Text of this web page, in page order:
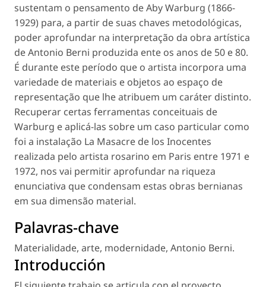
sustentam o pensamento de Aby Warburg (1866-
1929) para, a partir de suas chaves metodológicas,
poder aprofundar na interpretação da obra artística
de Antonio Berni produzida ente os anos de 50 e 80.
É durante este período que o artista incorpora uma
variedade de materiais e objetos ao espaço de
representação que lhe atribuem um caráter distinto.
Recuperar certas ferramentas conceituais de
Warburg e aplicá-las sobre um caso particular como
foi a instalação La Masacre de los Inocentes
realizada pelo artista rosarino em Paris entre 1971 e
1972, nos vai permitir aprofundar na riqueza
enunciativa que condensam estas obras bernianas
em sua dimensão material.
Palavras-chave
Materialidade, arte, modernidade, Antonio Berni.
Introducción